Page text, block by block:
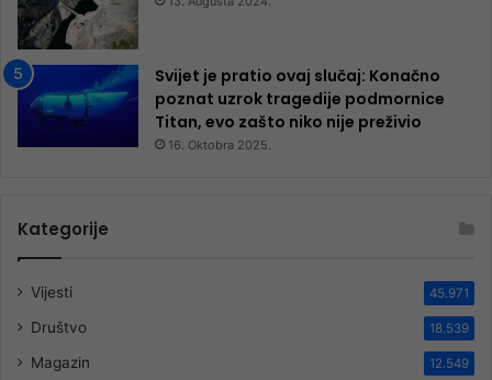
Svijet je pratio ovaj slučaj: Konačno
poznat uzrok tragedije podmornice
Titan, evo zašto niko nije preživio
16. Oktobra 2025.
Kategorije
Vijesti 45.971
Društvo 18.539
Magazin 12.549